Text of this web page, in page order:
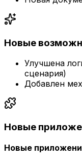
Новые
Улучшена
сценария)
Добавлен
Новые
Новые